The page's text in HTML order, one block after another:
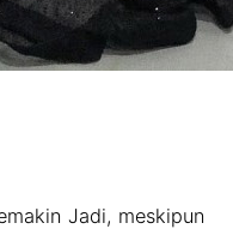
Jadi, meskipun